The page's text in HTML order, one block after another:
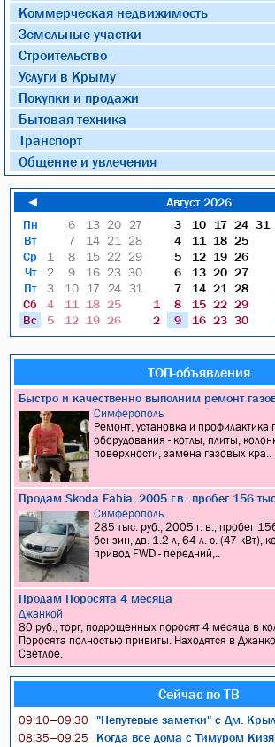
Коммерческая недвижимость
Земельные участки
Строительство
Услуги в Крыму
Покупки и продажи
Бытовая техника
Транспорт
Общение и увлечения
◄ Август 2026
Пн
Вт
Ср
Чт
Пт
Сб
Вс
6 13 20
27
7
14 21
28
1
8 15 22 29
2
9 16 23 30
3
10 17 24 31
4
11 18 25
5
12 19 26
3 10 17 24 31
4
11 18 25
5
12 19 26
6
13 20 27
7
14 21
28
1
8 15 22 29
2
9 16 23 30
ТОП-объявления
Быстро и качественно выполним ремонт
Симферополь
Ремонт, установка и профилактика
оборудования - котлы, плиты,
поверхности, замена газовых кра..
Продам Skoda Fabia, 2005 г.в., пробег 156
Симферополь
285 тыс. руб., 2005 г. в., пробег
бензин, дв. 1.2 л, 64 л. с. (47 кВт),
привод FWD - передний,..
Продам Поросята 4 месяца
Джанкой
80 руб., торг, подрощенных поросят 4 месяца в
Поросята полностью привиты. Находятся в
Светлое.
Сейчас по ТВ
09:10—09:30 "Непутевые заметки" с Дм.
08:35—09:25 Когда все дома с Тимуром